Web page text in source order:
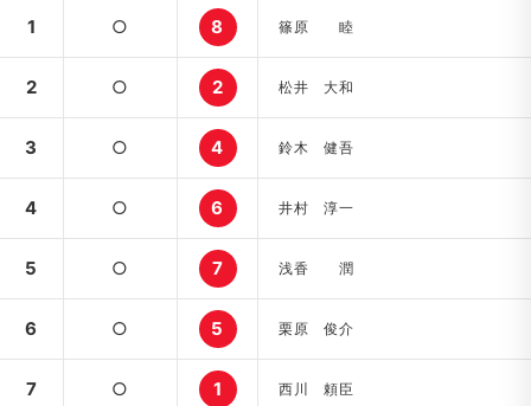
1 ○ 8 篠原 睦
2 ○ 2 松井 大和
3 ○ 4 鈴木 健吾
4 ○ 6 井村 淳一
5 ○ 7 浅香 潤
6 ○ 5 栗原 俊介
7 ○ 1 西川 頼臣